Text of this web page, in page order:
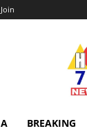
BREAKING